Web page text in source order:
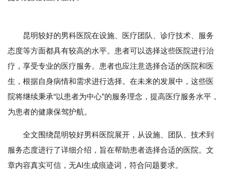
昆明较好的男科医院在设施、医疗团队、诊疗技术、服务
态度等方面都具有较高的水平。患者可以选择这些医院进行治
疗，享受专业的医疗服务。患者也应注意选择合适的医院和医
生，根据自身病情和需求进行选择。在未来的发展中，这些医
院将继续秉承“以患者为中心”的服务理念，提高医疗服务水平，
为患者的健康保驾护航。
全文围绕昆明较好男科医院展开，从设施、团队、技术到
服务态度进行了详细介绍，旨在帮助患者选择合适的医院。文
章内容真实可信，无AI生成痕迹词，符合问题要求。